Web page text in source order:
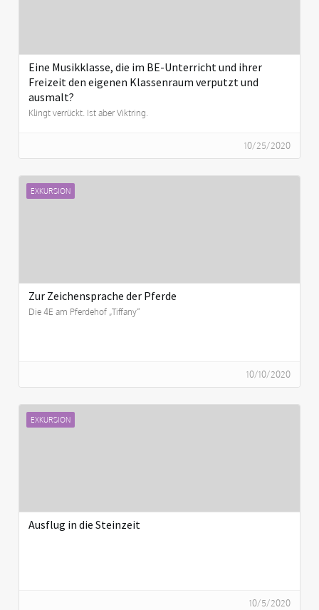
Eine Musikklasse, die im BE-Unterricht und ihrer
Freizeit den eigenen Klassenraum verputzt und
ausmalt?
Klingt verrückt. Ist aber Viktring.
10/25/2020
EXKURSION
Zur Zeichensprache der Pferde
Die 4E am Pferdehof „Tiffany“
10/10/2020
EXKURSION
Ausflug in die Steinzeit
10/5/2020